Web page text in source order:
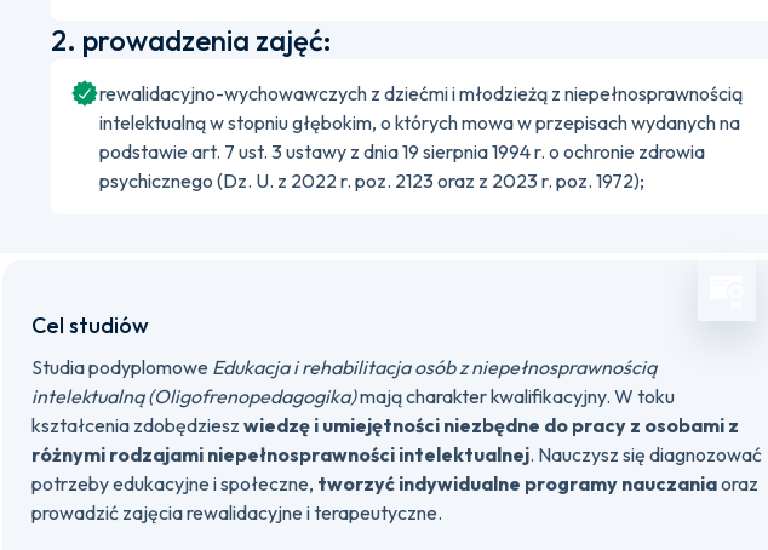
2. prowadzenia zajęć:
rewalidacyjno-wychowawczych z dziećmi i młodzieżą z niepełnosprawnością
intelektualną w stopniu głębokim, o których mowa w przepisach wydanych na
podstawie art. 7 ust. 3 ustawy z dnia 19 sierpnia 1994 r. o ochronie zdrowia
psychicznego (Dz. U. z 2022 r. poz. 2123 oraz z 2023 r. poz. 1972);
Cel studiów
Studia podyplomowe Edukacja i rehabilitacja osób z niepełnosprawnością
intelektualną (Oligofrenopedagogika)mają charakter kwalifikacyjny. W toku
kształcenia zdobędziesz wiedzę i umiejętności niezbędne do pracy z osobami z
różnymi rodzajami niepełnosprawności intelektualnej. Nauczysz się diagnozować
potrzeby edukacyjne i społeczne, tworzyć indywidualne programy nauczaniaoraz
prowadzić zajęcia rewalidacyjne i terapeutyczne.